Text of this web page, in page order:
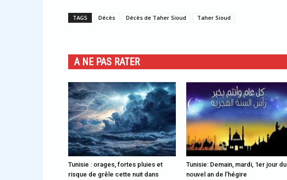
TAGS Décès Décès de Taher Sioud Taher Sioud
A NE PAS RATER
Tunisie : orages, fortes pluies et
risque de grêle cette nuit dans
Tunisie: Demain, mardi, 1er jour du
nouvel an de l’hégire